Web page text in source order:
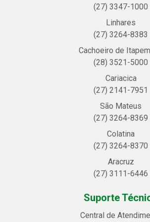
(27) 3347-1000
Linhares
(27) 3264-8383
Cachoeiro de
(28) 3521-5000
Cariacica
(27) 2141-7951
São Mateus
(27) 3264-8369
Colatina
(27) 3264-8370
Aracruz
(27) 3111-6446
Suporte
Central de